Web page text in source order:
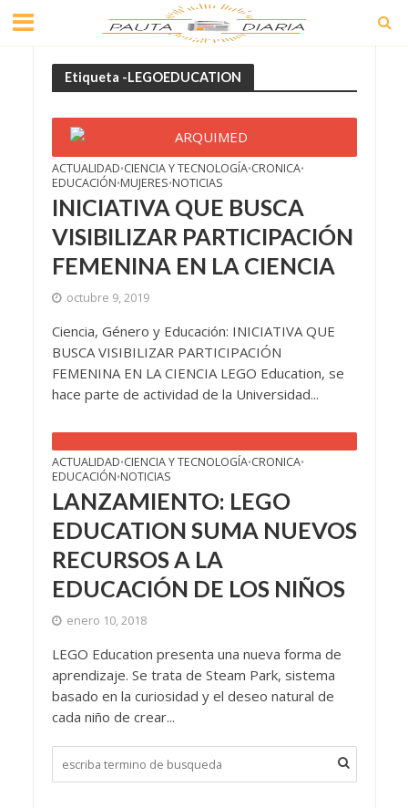
Etiqueta -LEGOEDUCATION
ACTUALIDAD•CIENCIA Y TECNOLOGÍA•CRONICA•
EDUCACIÓN•MUJERES•NOTICIAS
INICIATIVA QUE BUSCA
VISIBILIZAR PARTICIPACIÓN
FEMENINA EN LA CIENCIA
octubre 9, 2019
Ciencia, Género y Educación: INICIATIVA QUE
BUSCA VISIBILIZAR PARTICIPACIÓN
FEMENINA EN LA CIENCIA LEGO Education, se
hace parte de actividad de la Universidad...
ACTUALIDAD•CIENCIA Y TECNOLOGÍA•CRONICA•
EDUCACIÓN•NOTICIAS
LANZAMIENTO: LEGO
EDUCATION SUMA NUEVOS
RECURSOS A LA
EDUCACIÓN DE LOS NIÑOS
enero 10, 2018
LEGO Education presenta una nueva forma de
aprendizaje. Se trata de Steam Park, sistema
basado en la curiosidad y el deseo natural de
cada niño de crear...